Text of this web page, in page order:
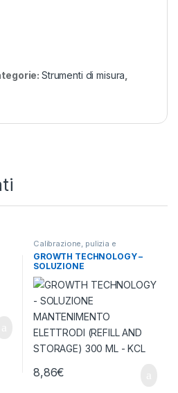
Strumenti di misura
Calibrazione, pulizia e
conservazione
misura
GROWTH TECHNOLOGY –
SOLUZIONE
MANTENIMENTO
ELETTRODI (REFILL AND
STORAGE) 300 ML – KCL
8,86€